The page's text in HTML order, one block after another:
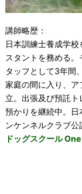
講師略歴：
日本訓練士養成学
スタントを務める
タッフとして3年間
家庭の間に入り、
立。出張及び預託
預かりを継続中。
ンケンネルクラブ
ドッグスクール